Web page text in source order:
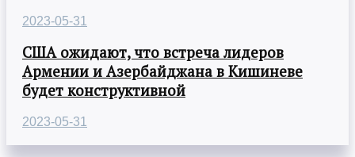
2023-05-31
США ожидают, что встреча лидеров
Армении и Азербайджана в Кишиневе
будет конструктивной
2023-05-31